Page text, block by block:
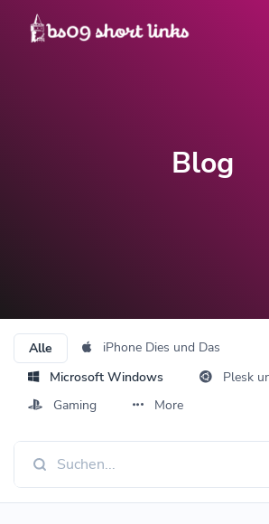
Blog
Alle
iPhone Dies und Das
Microsoft Windows
Plesk
Gaming
More